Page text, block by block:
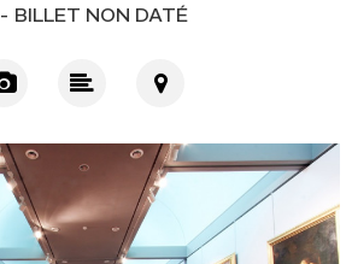
BILLET NON DATÉ